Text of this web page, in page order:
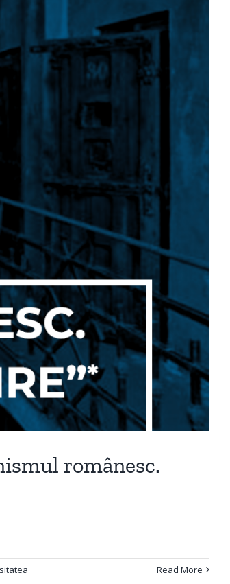
românesc.
Read More